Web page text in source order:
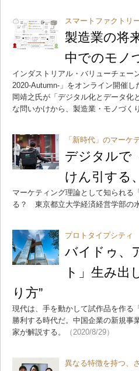
スマートファクトリ
製造業の将
中でのモノ
インダストリアル・バリューチェー
2020-Autumn-」をオンライン開催
岡靖之氏が「デジタル化とデータ化
な問いかけから、製造業・モノづく
「新時代」のマーケ
デジタルで
けん引する
マーケティング理論として知られる
る？ 東京都立大学経済経営学部の
プロトタイプシティ
バイドゥ、
ト」生み出
り方”
現代は、手を動かして試作品を作る
勝利する時代だ。中国企業の新規事
家が解説する。
（2020/8/29）
異なる特徴を持つ、